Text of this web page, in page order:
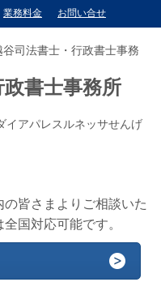
業務料金 お問い合せ
司法書士・行政書士事務
書士事務所
イアパレスルネッサせんげ
皆さまよりご相談いた
国対応可能です。